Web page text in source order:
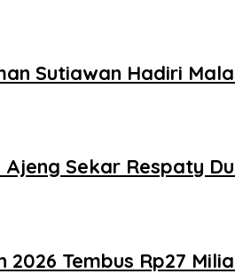
Sutiawan Hadiri
Sekar Respaty
2026 Tembus Rp27